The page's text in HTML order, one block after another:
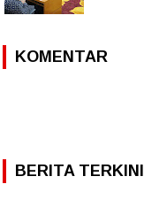
KOMENTAR
BERITA TERKINI